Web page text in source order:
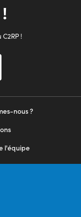
!
nous ?
l'équipe